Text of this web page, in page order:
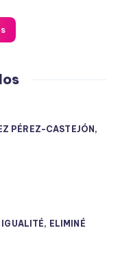
PÉREZ-CASTEJÓN,
ELIMINÉ